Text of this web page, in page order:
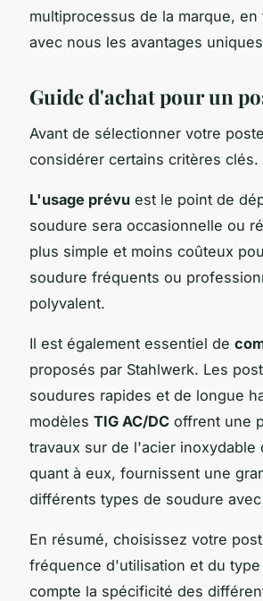
multiprocessus de la marque,
avec nous les avantages
Guide d'achat pour un
Avant de sélectionner votre
considérer certains critères clés.
L'usage prévu est le point de
soudure sera occasionnelle ou
plus simple et moins coûteux
soudure fréquents ou
polyvalent.
Il est également essentiel de
proposés par Stahlwerk. Les
soudures rapides et de longue
modèles TIG AC/DC offrent une
travaux sur de l'acier
quant à eux, fournissent une
différents types de soudure
En résumé, choisissez votre
fréquence d'utilisation et du
compte la spécificité des